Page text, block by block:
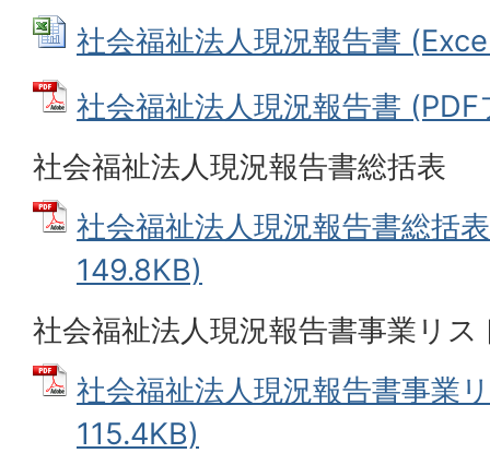
社会福祉法人現況報告書
社会福祉法人現況報告書
社会福祉法人現況報告書総括表
社会福祉法人現況報告書総括
149.8KB)
社会福祉法人現況報告書事業リス
社会福祉法人現況報告書事業
115.4KB)